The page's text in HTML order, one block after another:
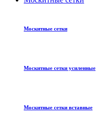
Москитные сетки
Москитные сетки усиленные
Москитные сетки вставные